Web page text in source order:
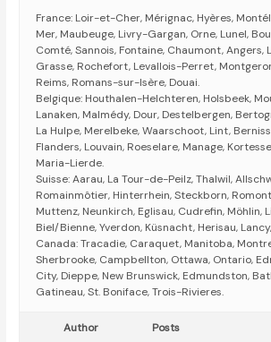
France: Loir-et-Cher, Mérignac, Hyères,
Mer, Maubeuge, Livry-Gargan, Orne, Lunel,
Comté, Sannois, Fontaine, Chaumont, Angers,
Grasse, Rochefort, Levallois-Perret,
Reims, Romans-sur-Isère, Douai.
Belgique: Houthalen-Helchteren, Holsbeek,
Lanaken, Malmédy, Dour, Destelbergen,
La Hulpe, Merelbeke, Waarschoot, Lint,
Flanders, Louvain, Roeselare, Manage,
Maria-Lierde.
Suisse: Aarau, La Tour-de-Peilz, Thalwil,
Romainmôtier, Hinterrhein, Steckborn,
Muttenz, Neunkirch, Eglisau, Cudrefin, Möhlin,
Biel/Bienne, Yverdon, Küsnacht, Herisau,
Canada: Tracadie, Caraquet, Manitoba,
Sherbrooke, Campbellton, Ottawa, Ontario,
City, Dieppe, New Brunswick, Edmundston,
Gatineau, St. Boniface, Trois-Rivieres.
Author Posts